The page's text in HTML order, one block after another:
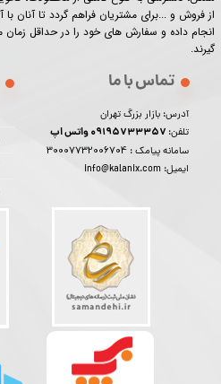
از فروش و ...برای مشتریان فراهم گردد تا آنان
انجام داده و سفارش های خود را در حداقل
گیرند.​​​​​​​
تماس با ما
آدرس: بازار بزرگ تهران
تلفن:
سامانه پیامک : 30007732006704
ایمیل: info@kalanix.com